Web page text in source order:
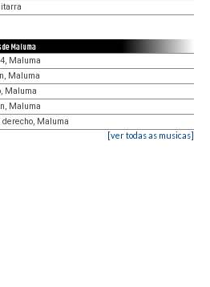
de Maluma
Maluma
Maluma
Maluma
Maluma
derecho, Maluma
[ver todas as musicas]